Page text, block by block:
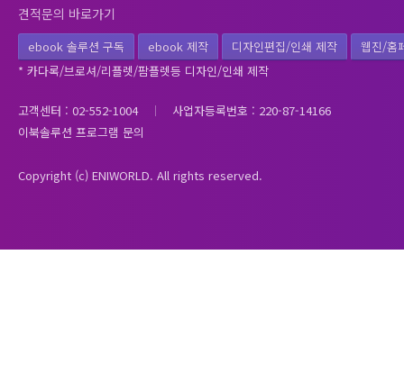
견적문의 바로가기
ebook 솔루션 구독 ebook 제작 디자인편집/인쇄 제작
웹진/홈
* 카다록/브로셔/리플렛/팜플렛등 디자인/인쇄 제작
고객센터 : 02-552-1004
사업자등록번호 : 220-87-14166
이북솔루션 프로그램 문의
Copyright (c) ENIWORLD. All rights reserved.